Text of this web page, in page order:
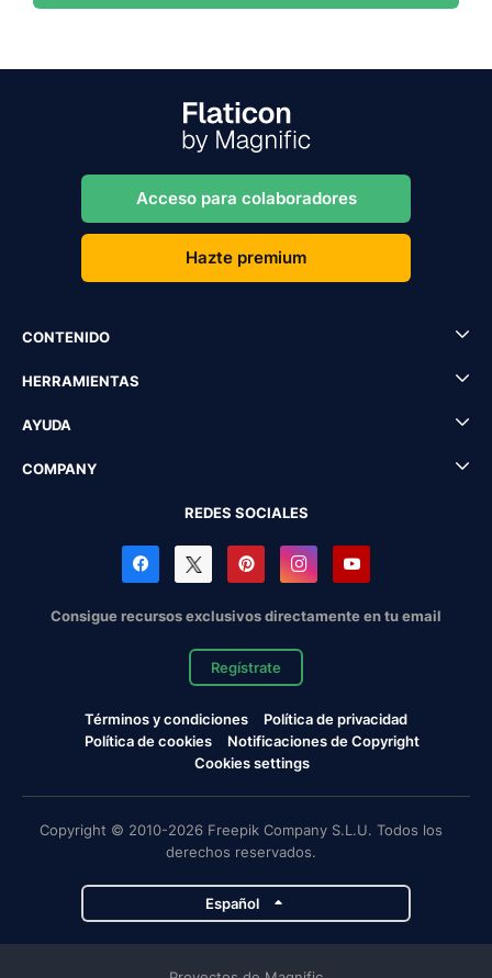
Acceso para colaboradores
Hazte premium
CONTENIDO
HERRAMIENTAS
AYUDA
COMPANY
REDES SOCIALES
Consigue recursos exclusivos directamente en tu email
Regístrate
Términos y condiciones
Política de privacidad
Política de cookies
Notificaciones de Copyright
Cookies settings
Copyright © 2010-2026 Freepik Company S.L.U. Todos los
derechos reservados.
Español